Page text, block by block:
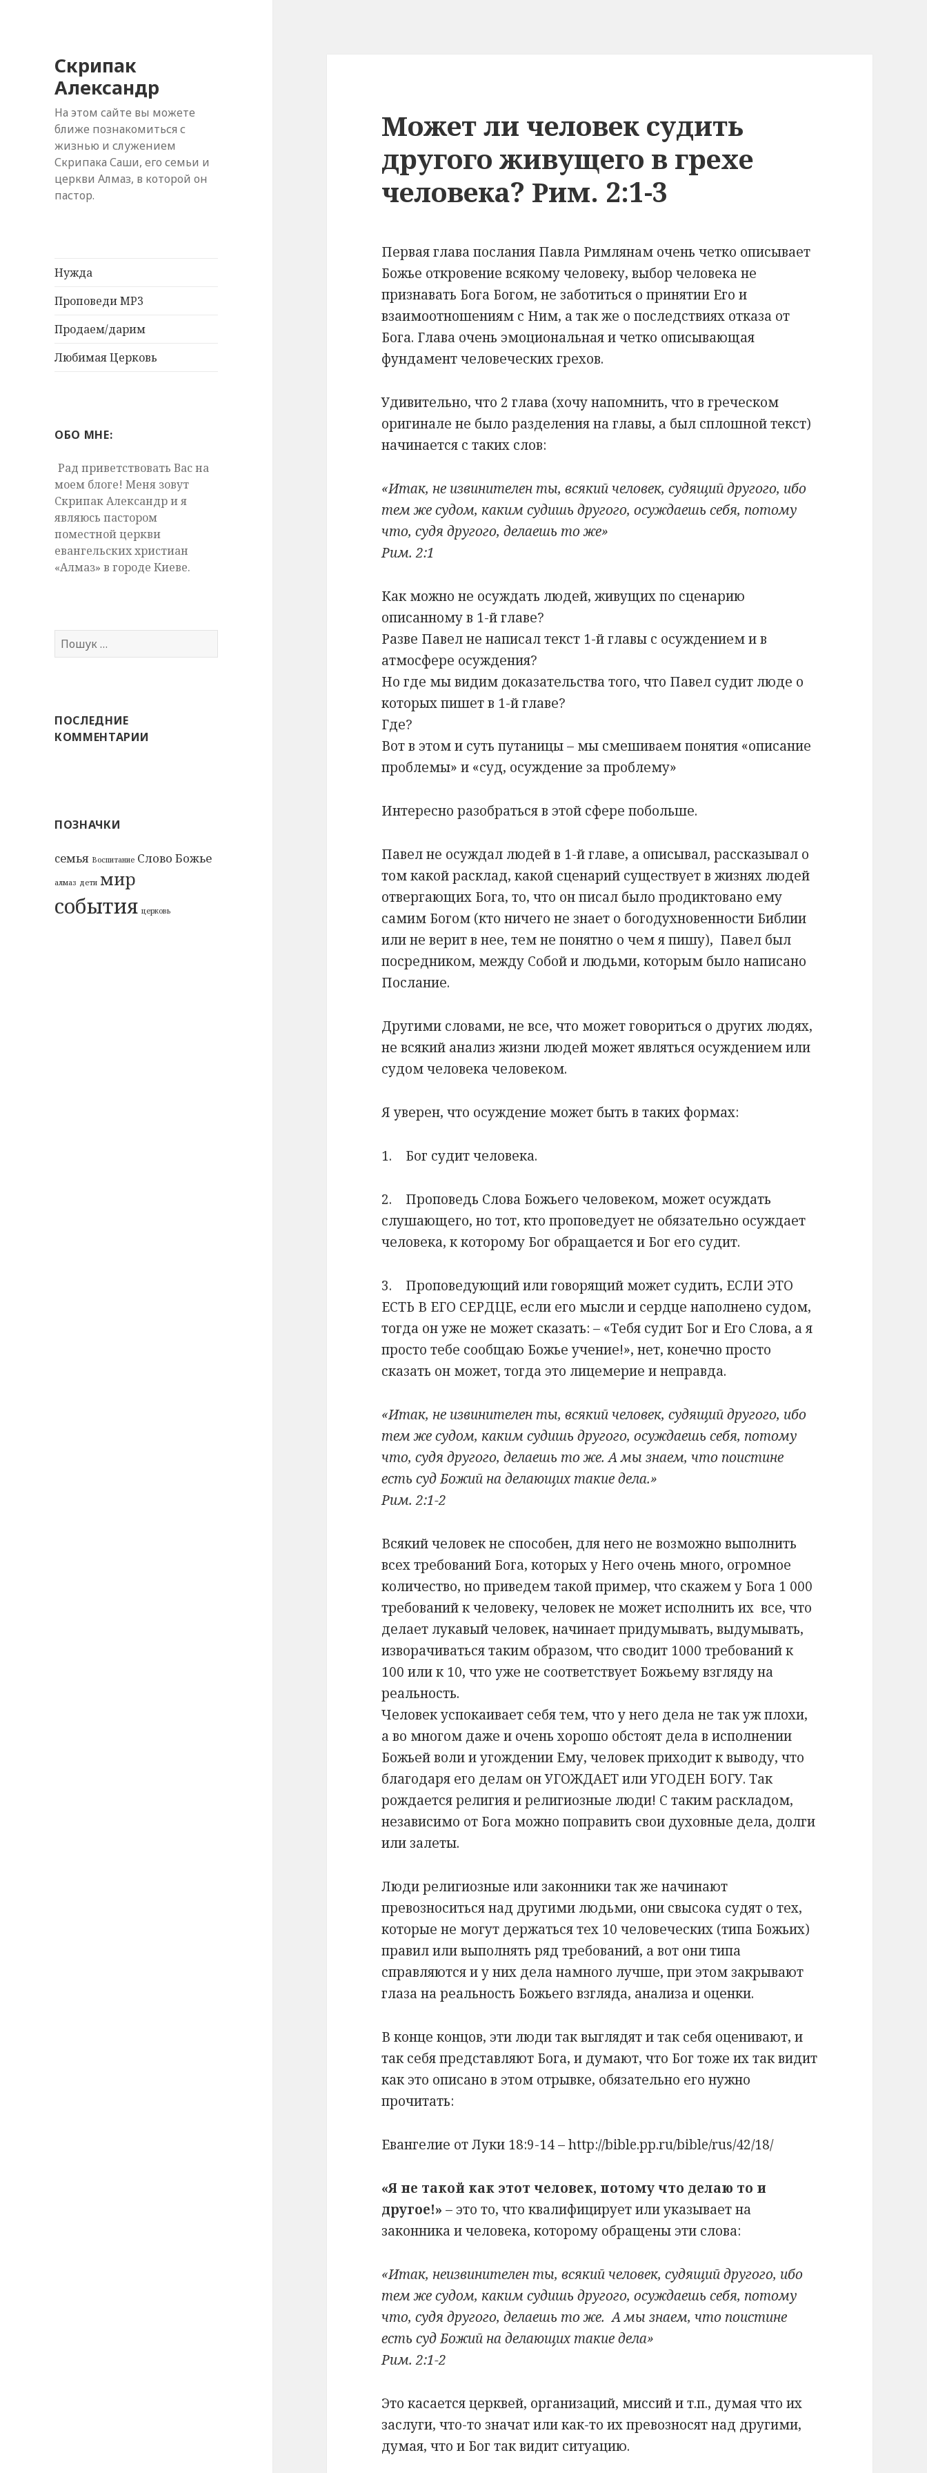
Скрипак
Александр
На этом сайте вы можете
ближе познакомиться с
жизнью и служением
Скрипака Саши, его семьи и
церкви Алмаз, в которой он
пастор.
Нужда
Проповеди MP3
Продаем/дарим
Любимая Церковь
ОБО МНЕ:
Рад приветствовать Вас на
моем блоге! Меня зовут
Скрипак Александр и я
являюсь пастором
поместной церкви
евангельских христиан
«Алмаз» в городе Киеве.
Пошук:
ПОСЛЕДНИЕ
КОММЕНТАРИИ
ПОЗНАЧКИ
cемья Воспитание Слово Божье
алмаз дети мир
события церковь
Может ли человек судить
другого живущего в грехе
человека? Рим. 2:1-3
Первая глава послания Павла Римлянам очень четко описывает
Божье откровение всякому человеку, выбор человека не
признавать Бога Богом, не заботиться о принятии Его и
взаимоотношениям с Ним, а так же о последствиях отказа от
Бога. Глава очень эмоциональная и четко описывающая
фундамент человеческих грехов.
Удивительно, что 2 глава (хочу напомнить, что в греческом
оригинале не было разделения на главы, а был сплошной текст)
начинается с таких слов:
«Итак, не извинителен ты, всякий человек, судящий другого, ибо
тем же судом, каким судишь другого, осуждаешь себя, потому
что, судя другого, делаешь то же»
Рим. 2:1
Как можно не осуждать людей, живущих по сценарию
описанному в 1-й главе?
Разве Павел не написал текст 1-й главы с осуждением и в
атмосфере осуждения?
Но где мы видим доказательства того, что Павел судит люде о
которых пишет в 1-й главе?
Где?
Вот в этом и суть путаницы – мы смешиваем понятия «описание
проблемы» и «суд, осуждение за проблему»
Интересно разобраться в этой сфере побольше.
Павел не осуждал людей в 1-й главе, а описывал, рассказывал о
том какой расклад, какой сценарий существует в жизнях людей
отвергающих Бога, то, что он писал было продиктовано ему
самим Богом (кто ничего не знает о богодухновенности Библии
или не верит в нее, тем не понятно о чем я пишу), Павел был
посредником, между Собой и людьми, которым было написано
Послание.
Другими словами, не все, что может говориться о других людях,
не всякий анализ жизни людей может являться осуждением или
судом человека человеком.
Я уверен, что осуждение может быть в таких формах:
1. Бог судит человека.
2. Проповедь Слова Божьего человеком, может осуждать
слушающего, но тот, кто проповедует не обязательно осуждает
человека, к которому Бог обращается и Бог его судит.
3. Проповедующий или говорящий может судить, ЕСЛИ ЭТО
ЕСТЬ В ЕГО СЕРДЦЕ, если его мысли и сердце наполнено судом,
тогда он уже не может сказать: – «Тебя судит Бог и Его Слова, а я
просто тебе сообщаю Божье учение!», нет, конечно просто
сказать он может, тогда это лицемерие и неправда.
«Итак, не извинителен ты, всякий человек, судящий другого, ибо
тем же судом, каким судишь другого, осуждаешь себя, потому
что, судя другого, делаешь то же. А мы знаем, что поистине
есть суд Божий на делающих такие дела.»
Рим. 2:1-2
Всякий человек не способен, для него не возможно выполнить
всех требований Бога, которых у Него очень много, огромное
количество, но приведем такой пример, что скажем у Бога 1 000
требований к человеку, человек не может исполнить их все, что
делает лукавый человек, начинает придумывать, выдумывать,
изворачиваться таким образом, что сводит 1000 требований к
100 или к 10, что уже не соответствует Божьему взгляду на
реальность.
Человек успокаивает себя тем, что у него дела не так уж плохи,
а во многом даже и очень хорошо обстоят дела в исполнении
Божьей воли и угождении Ему, человек приходит к выводу, что
благодаря его делам он УГОЖДАЕТ или УГОДЕН БОГУ. Так
рождается религия и религиозные люди! С таким раскладом,
независимо от Бога можно поправить свои духовные дела, долги
или залеты.
Люди религиозные или законники так же начинают
превозноситься над другими людьми, они свысока судят о тех,
которые не могут держаться тех 10 человеческих (типа Божьих)
правил или выполнять ряд требований, а вот они типа
справляются и у них дела намного лучше, при этом закрывают
глаза на реальность Божьего взгляда, анализа и оценки.
В конце концов, эти люди так выглядят и так себя оценивают, и
так себя представляют Бога, и думают, что Бог тоже их так видит
как это описано в этом отрывке, обязательно его нужно
прочитать:
Евангелие от Луки 18:9-14 – http://bible.pp.ru/bible/rus/42/18/
«Я не такой как этот человек, потому что делаю то и
другое!» – это то, что квалифицирует или указывает на
законника и человека, которому обращены эти слова:
«Итак, неизвинителен ты, всякий человек, судящий другого, ибо
тем же судом, каким судишь другого, осуждаешь себя, потому
что, судя другого, делаешь то же. А мы знаем, что поистине
есть суд Божий на делающих такие дела»
Рим. 2:1-2
Это касается церквей, организаций, миссий и т.п., думая что их
заслуги, что-то значат или как-то их превозносят над другими,
думая, что и Бог так видит ситуацию.